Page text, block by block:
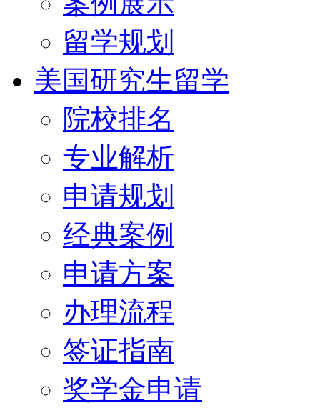
留学规划
美国研究生留学
院校排名
专业解析
申请规划
经典案例
申请方案
办理流程
签证指南
奖学金申请